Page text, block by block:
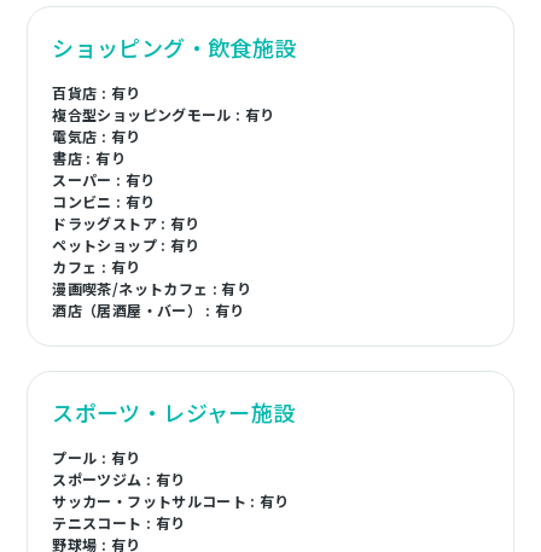
ショッピング・飲食施設
百貨店 : 有り
複合型ショッピングモール : 有り
電気店 : 有り
書店 : 有り
スーパー : 有り
コンビニ : 有り
ドラッグストア : 有り
ペットショップ : 有り
カフェ : 有り
漫画喫茶/ネットカフェ : 有り
酒店（居酒屋・バー） : 有り
スポーツ・レジャー施設
プール : 有り
スポーツジム : 有り
サッカー・フットサルコート : 有り
テニスコート : 有り
野球場 : 有り